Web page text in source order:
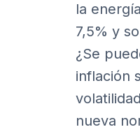
la
7,5% y
¿Se
inflación
nueva